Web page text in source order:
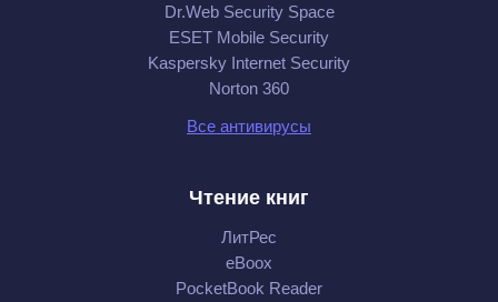
Dr.Web Security Space
ESET Mobile Security
Kaspersky Internet Security
Norton 360
Все антивирусы
Чтение книг
ЛитРес
eBoox
PocketBook Reader